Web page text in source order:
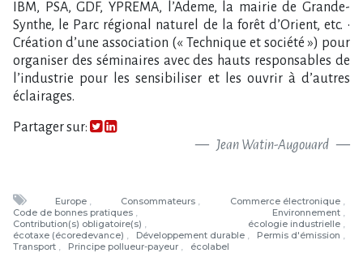
Partager sur:
Jean Watin-Augouard
Europe Consommateurs
Commerce électronique
Code de bonnes pratiques
Environnement
Contribution(s) obligatoire(s)
écologie industrielle
écotaxe (écoredevance)
Développement durable
Permis d'émission
Transport
Principe pollueur-payeur écolabel